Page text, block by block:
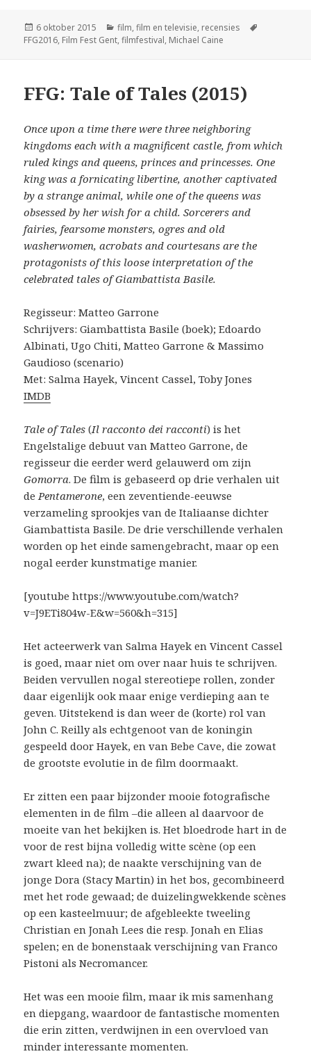
Geplaatst
op
6 oktober 2015 Categorieën
film,film en televisie, recensies
FFG2016, Film Fest Gent,filmfestival, Michael Caine
FFG: Tale of Tales (2015)
Once upon a time there were three neighboring
kingdoms each with a magnificent castle, from which
ruled kings and queens, princes and princesses. One
king was a fornicating libertine, another captivated
by a strange animal, while one of the queens was
obsessed by her wish for a child. Sorcerers and
fairies, fearsome monsters, ogres and old
washerwomen, acrobats and courtesans are the
protagonists of this loose interpretation of the
celebrated tales of Giambattista Basile.
Regisseur: Matteo Garrone
Schrijvers: Giambattista Basile (boek); Edoardo
Albinati, Ugo Chiti, Matteo Garrone & Massimo
Gaudioso (scenario)
Met: Salma Hayek, Vincent Cassel, Toby Jones
IMDB
Tale of Tales (Il racconto dei racconti) is het
Engelstalige debuut van Matteo Garrone, de
regisseur die eerder werd gelauwerd om zijn
Gomorra. De film is gebaseerd op drie verhalen uit
de Pentamerone, een zeventiende-eeuwse
verzameling sprookjes van de Italiaanse dichter
Giambattista Basile. De drie verschillende verhalen
worden op het einde samengebracht, maar op een
nogal eerder kunstmatige manier.
[youtube https://www.youtube.com/watch?
v=J9ETi804w-E&w=560&h=315]
Het acteerwerk van Salma Hayek en Vincent Cassel
is goed, maar niet om over naar huis te schrijven.
Beiden vervullen nogal stereotiepe rollen, zonder
daar eigenlijk ook maar enige verdieping aan te
geven. Uitstekend is dan weer de (korte) rol van
John C. Reilly als echtgenoot van de koningin
gespeeld door Hayek, en van Bebe Cave, die zowat
de grootste evolutie in de film doormaakt.
Er zitten een paar bijzonder mooie fotografische
elementen in de film –die alleen al daarvoor de
moeite van het bekijken is. Het bloedrode hart in de
voor de rest bijna volledig witte scène (op een
zwart kleed na); de naakte verschijning van de
jonge Dora (Stacy Martin) in het bos, gecombineerd
met het rode gewaad; de duizelingwekkende scènes
op een kasteelmuur; de afgebleekte tweeling
Christian en Jonah Lees die resp. Jonah en Elias
spelen; en de bonenstaak verschijning van Franco
Pistoni als Necromancer.
Het was een mooie film, maar ik mis samenhang
en diepgang, waardoor de fantastische momenten
die erin zitten, verdwijnen in een overvloed van
minder interessante momenten.